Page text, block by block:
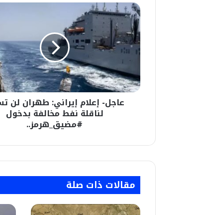
عاجل-
إعلام
إيراني:
طهران
لن
تسمح
لناقلة
نفط
مخالفة
بدخول
#مضيق_هرمز..
عاجل- إعلام إيراني: طهران لن
لناقلة نفط مخالفة بدخول
#مضيق_هرمز..
مقالات ذات صلة